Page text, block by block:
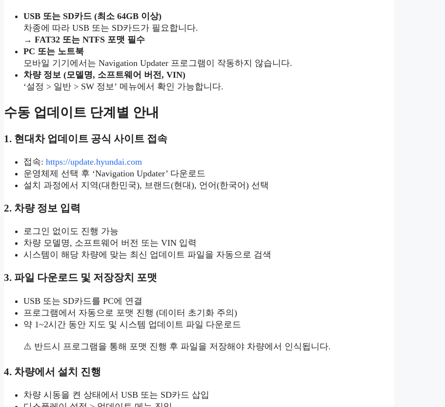
USB 또는 SD카드 (최소 64GB 이상)
차종에 따라 USB 또는 SD카드가 필요합니다.
→ FAT32 또는 NTFS 포맷 필수
PC 또는 노트북
모바일 기기에서는 Navigation Updater 프로그램이 작동하지 않습니다.
차량 정보 (모델명, 소프트웨어 버전, VIN)
‘설정 > 일반 > SW 정보’ 메뉴에서 확인 가능합니다.
수동 업데이트 단계별 안내
1. 현대차 업데이트 공식 사이트 접속
접속: https://update.hyundai.com
운영체제 선택 후 ‘Navigation Updater’ 다운로드
설치 과정에서 지역(대한민국), 브랜드(현대), 언어(한국어) 선택
2. 차량 정보 입력
로그인 없이도 진행 가능
차량 모델명, 소프트웨어 버전 또는 VIN 입력
시스템이 해당 차량에 맞는 최신 업데이트 파일을 자동으로 검색
3. 파일 다운로드 및 저장장치 포맷
USB 또는 SD카드를 PC에 연결
프로그램에서 자동으로 포맷 진행 (데이터 초기화 주의)
약 1~2시간 동안 지도 및 시스템 업데이트 파일 다운로드
⚠️ 반드시 프로그램을 통해 포맷 진행 후 파일을 저장해야 차량에서 인식됩니다.
4. 차량에서 설치 진행
차량 시동을 켠 상태에서 USB 또는 SD카드 삽입